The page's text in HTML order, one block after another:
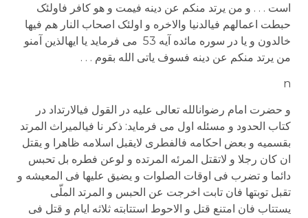
است . . . و من یرتد منکم عن دینه فیمت و هو کافر فاولئک
حبطت اعمالهم فی­الدنیا والاخره و اولئک اصحاب النار هم فیها
خالدون و یا در سوره مائده آیه 53 می فرماید یا ایهالذین آمنو
من یرتد منکم عن دینه فسوف یاتی الله بقوم . . .
n
و حضرت امام رضوان­الله تعالی علیه در القول فی­الارتداد در
کتاب الحدود و مسئله اول می فرماید: ذکر نا فی­المیراث المرتد
بقسمیه و بعض احکامه فالفطری لایقبل اسلامه ظاهرا و یقتل
ان کان رجلا و لاتقتل المرئه المرتده و لوعن فطره بل تحبس
دائما و تضرب فی اوقات الصلوات و یضیق علیها فی المعیشه و
تقبل توبتها فان تابت اخرجت عن الحبس و المرتد الملّی
یستتاب فان امتنع قتل و الاحوط استتابته ثلاثه ایام و قتل فی